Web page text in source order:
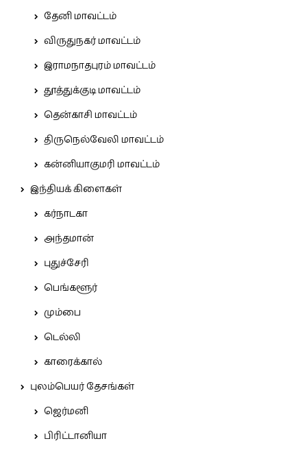
தேனி மாவட்டம்
விருதுநகர் மாவட்டம்
இராமநாதபுரம் மாவட்டம்
தூத்துக்குடி மாவட்டம்
தென்காசி மாவட்டம்
திருநெல்வேலி மாவட்டம்
கன்னியாகுமரி மாவட்டம்
இந்தியக் கிளைகள்
கர்நாடகா
அந்தமான்
புதுச்சேரி
பெங்களூர்
மும்பை
டெல்லி
காரைக்கால்
புலம்பெயர் தேசங்கள்
ஜெர்மனி
பிரிட்டானியா